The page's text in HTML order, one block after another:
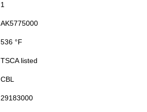
1
AK5775000
536 °F
TSCA listed
CBL
29183000